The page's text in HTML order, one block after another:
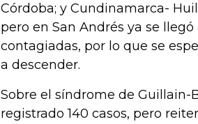
Córdoba; y Cundinamarca-
pero en San Andrés ya se
contagiadas, por lo que se
a descender.
Sobre el síndrome de
registrado 140 casos, pero